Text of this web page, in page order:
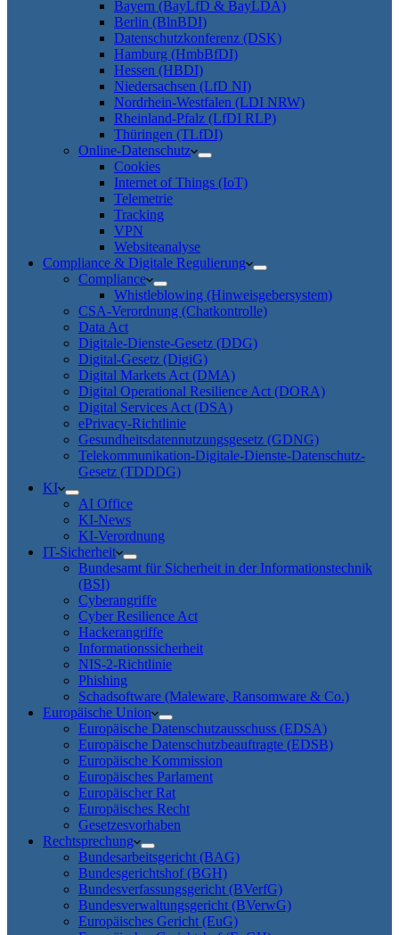
Bayern (BayLfD & BayLDA)
Berlin (BlnBDI)
Datenschutzkonferenz (DSK)
Hamburg (HmbBfDI)
Hessen (HBDI)
Niedersachsen (LfD NI)
Nordrhein-Westfalen (LDI NRW)
Rheinland-Pfalz (LfDI RLP)
Thüringen (TLfDI)
Online-Datenschutz
Cookies
Internet of Things (IoT)
Telemetrie
Tracking
VPN
Websiteanalyse
Compliance & Digitale Regulierung
Compliance
Whistleblowing (Hinweisgebersystem)
CSA-Verordnung (Chatkontrolle)
Data Act
Digitale-Dienste-Gesetz (DDG)
Digital-Gesetz (DigiG)
Digital Markets Act (DMA)
Digital Operational Resilience Act (DORA)
Digital Services Act (DSA)
ePrivacy-Richtlinie
Gesundheitsdatennutzungsgesetz (GDNG)
Telekommunikation-Digitale-Dienste-Datenschutz-
Gesetz (TDDDG)
KI
AI Office
KI-News
KI-Verordnung
IT-Sicherheit
Bundesamt für Sicherheit in der Informationstechnik
(BSI)
Cyberangriffe
Cyber Resilience Act
Hackerangriffe
Informationssicherheit
NIS-2-Richtlinie
Phishing
Schadsoftware (Maleware, Ransomware & Co.)
Europäische Union
Europäische Datenschutzausschuss (EDSA)
Europäische Datenschutzbeauftragte (EDSB)
Europäische Kommission
Europäisches Parlament
Europäischer Rat
Europäisches Recht
Gesetzesvorhaben
Rechtsprechung
Bundesarbeitsgericht (BAG)
Bundesgerichtshof (BGH)
Bundesverfassungsgericht (BVerfG)
Bundesverwaltungsgericht (BVerwG)
Europäisches Gericht (EuG)